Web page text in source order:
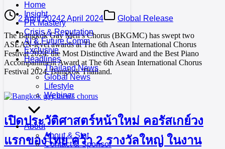
Home
Insight
PR Mastery
Crisis & Reputation
AI & Future Comm
Exclusive
Headlines
Thailand News
Global News
Lifestyle
Webinar
About
About & Stat
Contact & Sponsor
2 April 20242 April 2024
Global Release
The Bangkok Gay Men’s Chorus (BKGMC) has swept two
ASEAN-level awards at The 6th Asean International Chorus
Festival 2024: the Most Distinctive Award and the Best Piano
Accompaniment Award at The 6th Asean International Chorus
Festival 2024, Bangkok Thailand.
เปิดประวัติศาสตร์หน้าใหม่ คอรัสเกย์วง
แรกของไทย คว้า 2 รางวัลใหญ่ ในงาน